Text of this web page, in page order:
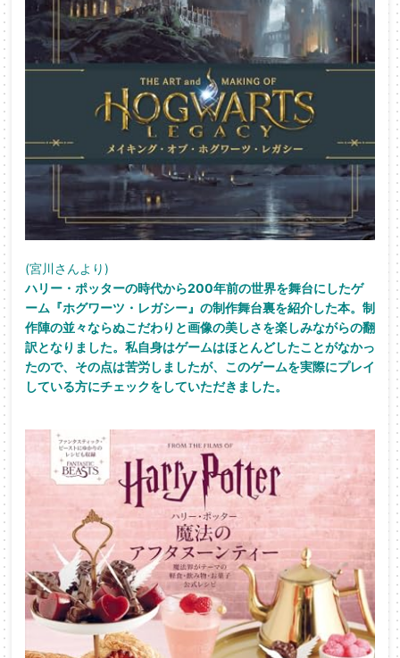
(宮川さんより)
ハリー・ポッターの時代から200年前の世界を舞台に したゲ
ーム『ホグワーツ・レガシー』の制作舞台裏を紹介した本。 制
作陣の並々ならぬこだわりと画像の美しさを楽しみながらの翻
訳となりました。私自身はゲームはほとんどしたことがなかっ
たので、その点は苦労しましたが、このゲームを実際にプレイ
している方にチェックをしていただきました。